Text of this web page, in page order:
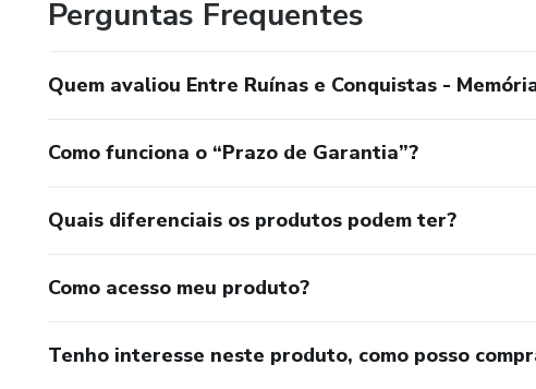
Perguntas Frequentes
Quem avaliou Entre Ruínas e Conquistas -
Como funciona o “Prazo de Garantia”?
Quais diferenciais os produtos podem ter?
Como acesso meu produto?
Tenho interesse neste produto, como posso